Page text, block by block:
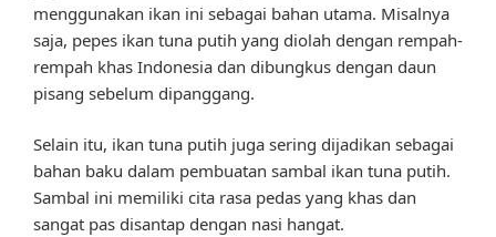
menggunakan ikan ini sebagai bahan utama. Misalnya
saja, pepes ikan tuna putih yang diolah dengan rempah-
rempah khas Indonesia dan dibungkus dengan daun
pisang sebelum dipanggang.
Selain itu, ikan tuna putih juga sering dijadikan sebagai
bahan baku dalam pembuatan sambal ikan tuna putih.
Sambal ini memiliki cita rasa pedas yang khas dan
sangat pas disantap dengan nasi hangat.